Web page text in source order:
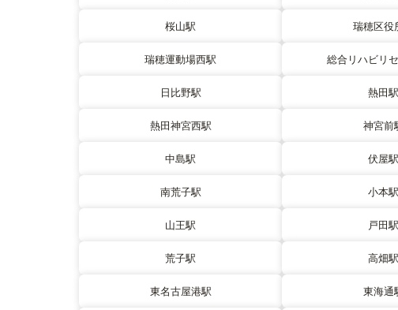
桜山駅 瑞穂区役
瑞穂運動場西駅 総合リハビリ
日比野駅 熱田駅
熱田神宮西駅 神宮前
中島駅 伏屋駅
南荒子駅 小本駅
山王駅 戸田駅
荒子駅 高畑駅
東名古屋港駅 東海通